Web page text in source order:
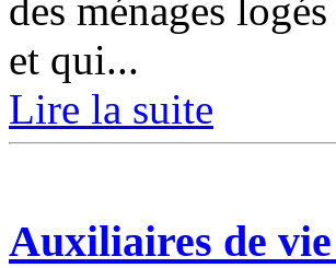
des ménages
et qui...
Lire la suite
Auxiliaires de